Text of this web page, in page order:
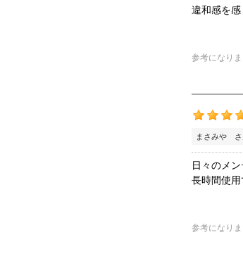
違和感を
参考になり
まさみや さ
日々のメ
長時間使用
参考になり